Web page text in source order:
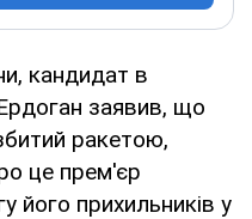
кандидат в
заявив, що
ракетою,
це прем'єр
його прихильників у